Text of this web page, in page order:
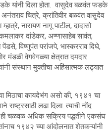
यांनी दिला होता. वासुदेव बळवंत फडके
चित्रे, क्रांतिवीर बळवंत वासुदेव
नारायण नागू पाटील, दादासो
दांडेकर, अण्णासाहेब सावंत,
विष्णुपंत परांजपे, भास्करराव दिघे,
मंडळी वेगवेगळ्या क्षेत्रात दमदार
यांनी संस्थान मुक्तीचा अहिंसात्मक लढ्यात
मिठाचा कायदेभंग असो की, १९४१ चा
लढा दिला. त्याची नोंद
ही चळवळ अधिक सक्रिय पद्धतीने एकसंघ
१९४२ च्या आंदोलनात शेतकऱ्यांनी